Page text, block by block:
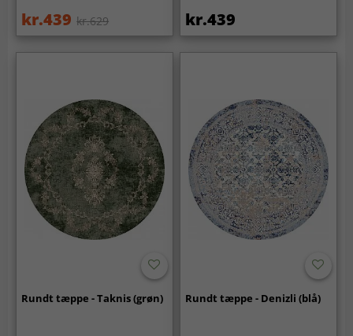
kr.439 kr.629 kr.439
Rundt tæppe - Taknis (grøn) Rundt tæppe - Denizli (blå)